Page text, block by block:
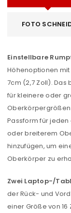
FOTO
Einstellbare
Höhenoptionen
7cm (2,7 Zoll).
für kleinere oder
Passform für
oder breiterem
hinzufügen, um
Oberkörper zu
Zwei Laptop-/
der Rück- und
einer Größe von 16